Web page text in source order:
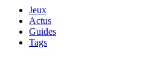
Jeux
Actus
Guides
Tags